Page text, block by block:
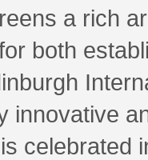
a rich
both
innovative
celebrated